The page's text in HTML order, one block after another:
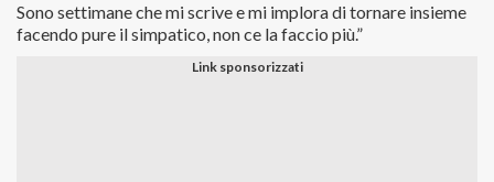
Sono settimane che mi scrive e mi implora di tornare insieme
facendo pure il simpatico, non ce la faccio più.”